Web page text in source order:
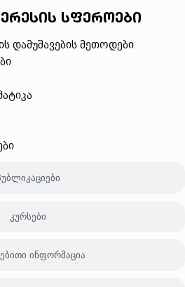
კურსები
ინფორმაცია
სფეროები
დამუშავების მეთოდები